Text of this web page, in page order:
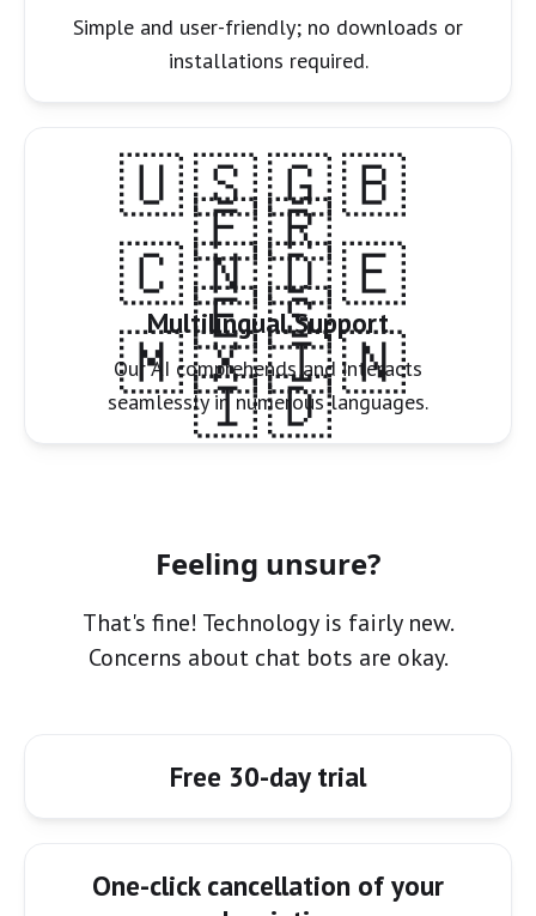
Simple and user-friendly; no downloads or
installations required.
🇺🇸🇬🇧
🇫🇷
🇨🇳🇩🇪
🇪🇸
🇲🇽🇮🇳
🇮🇩
Multilingual Support
Our AI comprehends and interacts
seamlessly in numerous languages.
Feeling unsure?
That's fine! Technology is fairly new.
Concerns about chat bots are okay.
Free 30-day trial
One-click cancellation of your